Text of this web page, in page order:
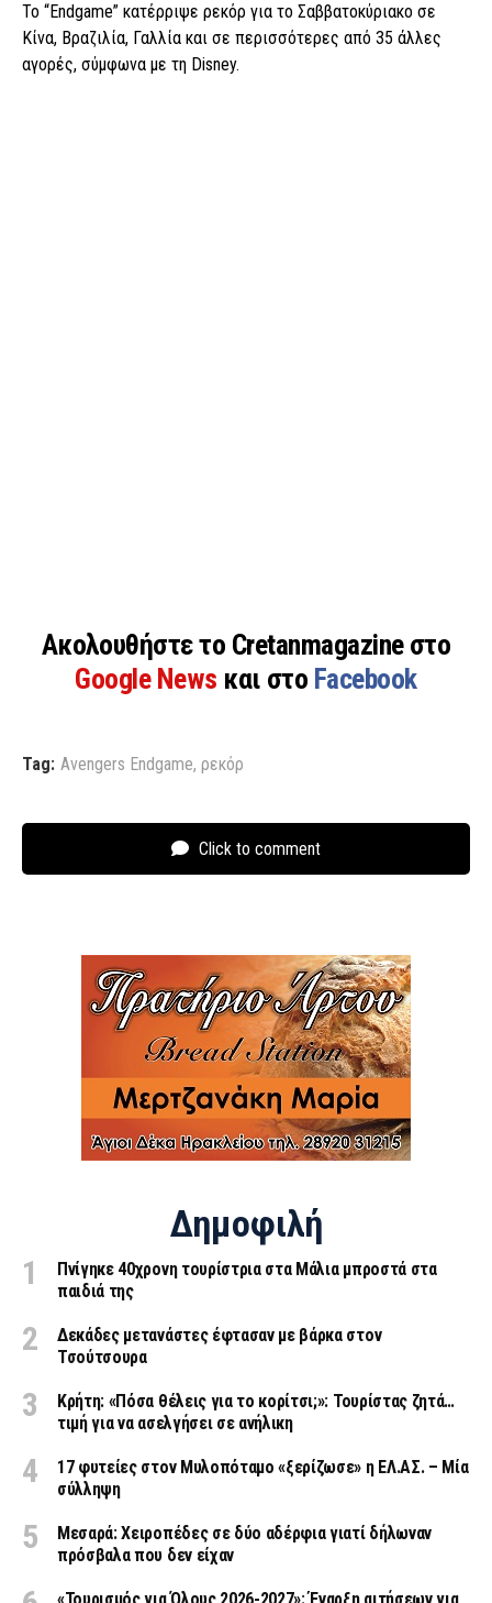
Το “Endgame” κατέρριψε ρεκόρ για το Σαββατοκύριακο σε
Κίνα, Βραζιλία, Γαλλία και σε περισσότερες από 35 άλλες
αγορές, σύμφωνα με τη Disney.
Ακολουθήστε το Cretanmagazine στο
Google News και στο Facebook
Tag: Avengers Endgame, ρεκόρ
Click to comment
Δημοφιλή
Πνίγηκε 40χρονη τουρίστρια στα Μάλια μπροστά στα
παιδιά της
Δεκάδες μετανάστες έφτασαν με βάρκα στον
Τσούτσουρα
Κρήτη: «Πόσα θέλεις για το κορίτσι;»: Τουρίστας ζητά…
τιμή για να ασελγήσει σε ανήλικη
17 φυτείες στον Μυλοπόταμο «ξερίζωσε» η ΕΛ.ΑΣ. – Μία
σύλληψη
Μεσαρά: Χειροπέδες σε δύο αδέρφια γιατί δήλωναν
πρόσβαλα που δεν είχαν